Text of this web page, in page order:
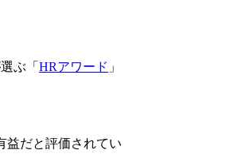
ぶ「 HRアワード 」
益だと評価されてい